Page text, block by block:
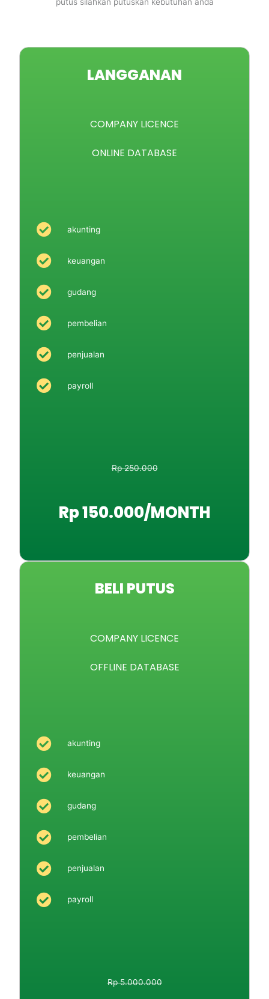
LANGGANAN
COMPANY LICENCE
ONLINE DATABASE
akunting
keuangan
gudang
pembelian
penjualan
payroll
Rp 250.000
Rp 150.000/MONTH
BELI PUTUS
COMPANY LICENCE
OFFLINE DATABASE
akunting
keuangan
gudang
pembelian
penjualan
payroll
Rp 5.000.000